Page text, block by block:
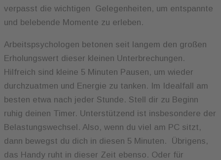
verpasst die wichtigen Gelegenheiten, um entspannte
und belebende Momente zu erleben.
Arbeitspsychologen betonen seit langem den großen
Erholungswert dieser kleinen Unterbrechungen.
Hilfreich sind kleine 5 Minuten Pausen, um wieder
durchzuatmen und Energie zu tanken. Im Idealfall am
besten etwa nach jeder Stunde. Stell dir zu Beginn
ruhig deinen Timer. Unterstützend ist insbesondere der
Belastungswechsel. Also, wenn du viel am PC sitzt,
dann bewegst du dich in diesen 5 Minuten. Übrigens,
das Handy ruht in dieser Zeit ebenso. Oder für